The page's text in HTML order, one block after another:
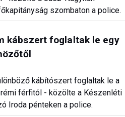
szombaton a police.
kábszert foglaltak le egy
kábítószert foglaltak le a
férfitól - közölte a Készenléti
Iroda pénteken a police.